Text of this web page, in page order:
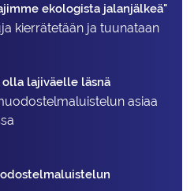
ekologista jalanjälkeä"
kierrätetään ja tuunataan
lajiväelle läsnä
asiaa